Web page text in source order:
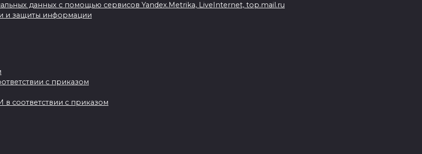
данных с помощью сервисов Yandex.Metrika, LiveInternet, top.mail.ru
и защиты информации
с приказом
соответствии с приказом